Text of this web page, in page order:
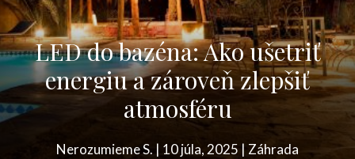
LED do bazéna: Ako ušetriť
energiu a zároveň zlepšiť
atmosféru
Nerozumieme S. | 10 júla, 2025 | Záhrada